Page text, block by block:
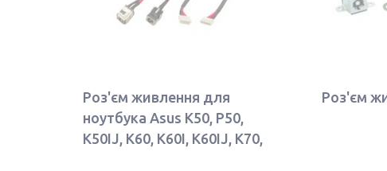
Роз'єм живлення для
ноутбука Asus K50, P50,
K50IJ, K60, K60I, K60IJ, K70,
Роз'єм